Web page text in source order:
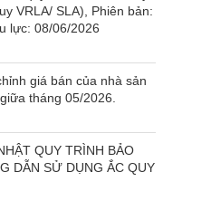
VRLA/ SLA), Phiên bản:
lực: 08/06/2026
giá bán của nhà sản
tháng 05/2026.
QUY TRÌNH BẢO
DẪN SỬ DỤNG ẮC QUY